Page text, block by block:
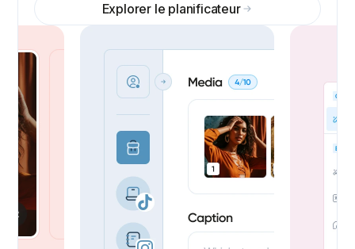
Explorer le planificateur